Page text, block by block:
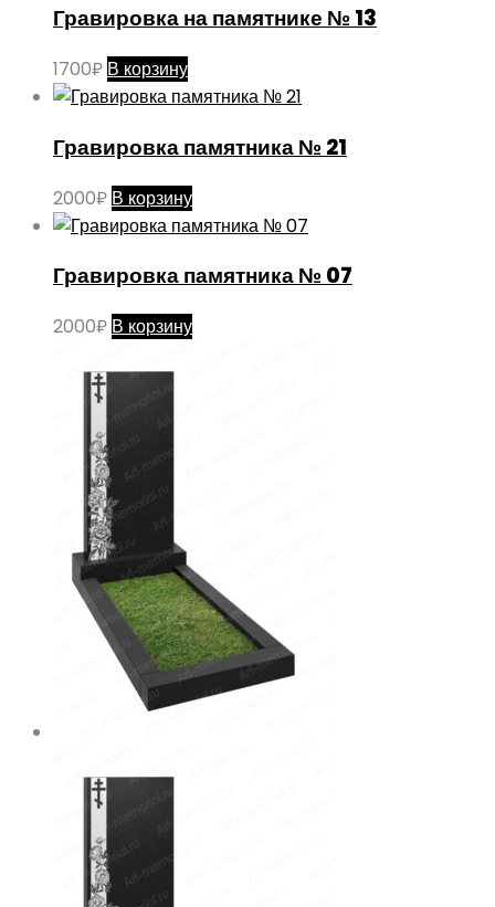
Гравировка на памятнике № 13
1700₽ В корзину
Гравировка памятника № 21
2000₽ В корзину
Гравировка памятника № 07
2000₽ В корзину